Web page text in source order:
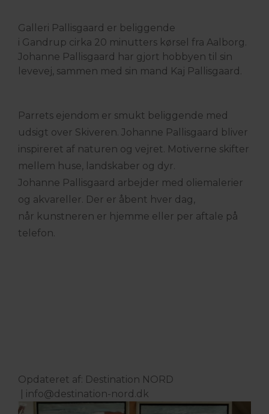
Galleri Pallisgaard er beliggende
i Gandrup cirka 20 minutters kørsel fra Aalborg.
Johanne Pallisgaard har gjort hobbyen til sin
levevej, sammen med sin mand Kaj Pallisgaard.
Parrets ejendom er smukt beliggende med
udsigt over Skiveren. Johanne Pallisgaard bliver
inspireret af naturen og vejret. Motiverne skifter
mellem huse, landskaber og dyr.
Johanne Pallisgaard arbejder med oliemalerier
og akvareller. Der er åbent hver dag,
når kunstneren er hjemme eller per aftale på
telefon.
Opdateret af: Destination NORD
info@destination-nord.dk